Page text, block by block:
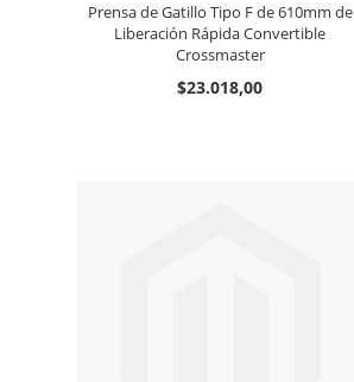
Prensa de Gatillo Tipo F de 610mm de
Liberación Rápida Convertible
Crossmaster
$23.018,00